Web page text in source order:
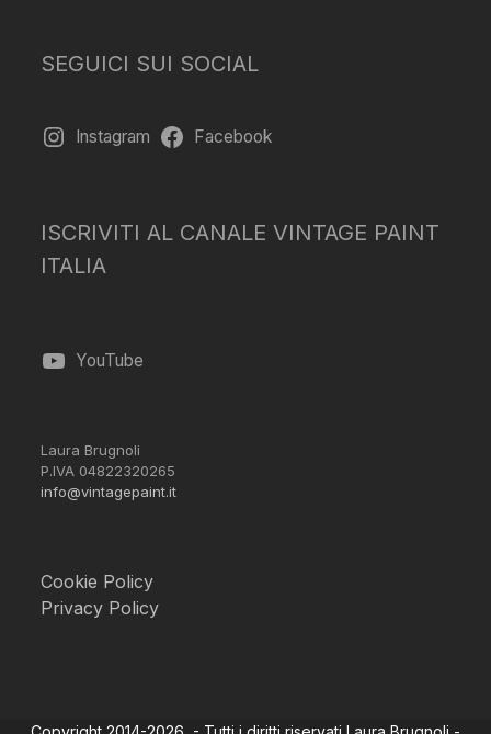
SEGUICI SUI SOCIAL
Instagram Facebook
ISCRIVITI AL CANALE VINTAGE PAINT
ITALIA
YouTube
Laura Brugnoli
P.IVA 04822320265
info@vintagepaint.it
Cookie Policy
Privacy Policy